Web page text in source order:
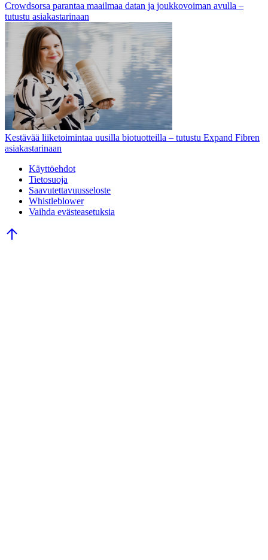
Crowdsorsa parantaa maailmaa datan ja joukkovoiman avulla –
tutustu asiakastarinaan
Kestävää liiketoimintaa uusilla biotuotteilla – tutustu Expand Fibren
asiakastarinaan
Käyttöehdot
Tietosuoja
Saavutettavuusseloste
Whistleblower
Vaihda evästeasetuksia